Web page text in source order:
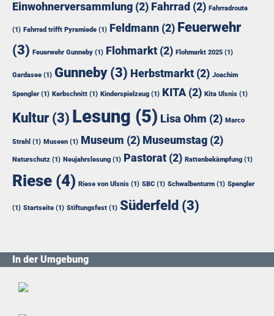
Einwohnerversammlung (2) Fahrrad (2) Fahrradroute
(1) Fahrrad trifft Pyramiede (1) Feldmann (2) Feuerwehr
(3) Feuerwehr Gunneby (1) Flohmarkt (2) Flohmarkt 2025 (1)
Gardasee (1) Gunneby(3) Herbstmarkt (2) Joachim
Spengler (1) Kerbschnitt (1) Kinderspielzeug (1) KITA(2) Kita Ulsnis (1)
Kultur (3) Lesung (5) Lisa Ohm (2) Marco
Strahl (1) Museen (1) Museum (2) Museumstag (2)
Naturschutz (1) Neujahrslesung (1) Pastorat (2) Rattenbekämpfung (1)
Riese (4) Riese von Ulsnis (1) SBC (1) Schwalbenturm (1) Spengler
(1) Startseite (1) Stiftungsfest (1) Süderfeld (3)
In der Umgebung